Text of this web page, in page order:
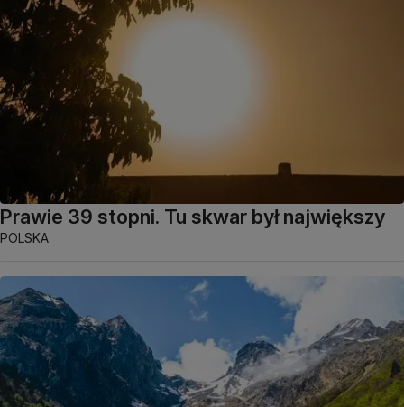
Prawie 39 stopni. Tu skwar był największy
POLSKA